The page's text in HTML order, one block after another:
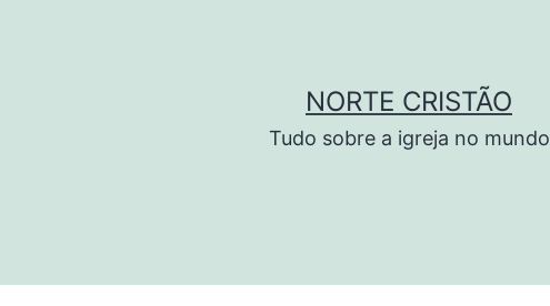
NORTE CRISTÃO
Tudo sobre a igreja no mundo